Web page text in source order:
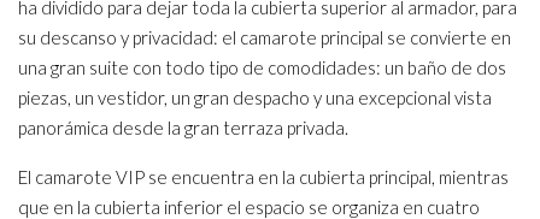
ha dividido para dejar toda la cubierta superior al armador, para
su descanso y privacidad: el camarote principal se convierte en
una gran suite con todo tipo de comodidades: un baño de dos
piezas, un vestidor, un gran despacho y una excepcional vista
panorámica desde la gran terraza privada.
El camarote VIP se encuentra en la cubierta principal, mientras
que en la cubierta inferior el espacio se organiza en cuatro